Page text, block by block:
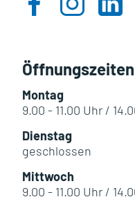
Montag
9.00 - 11.00 Uhr /
Dienstag
geschlossen
Mittwoch
9.00 - 11.00 Uhr /